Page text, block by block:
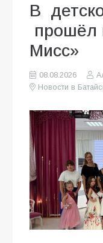
В
прошёл
Мисс»
08.08.2026
Новости в